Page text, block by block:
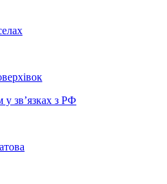
зв’язках з РФ